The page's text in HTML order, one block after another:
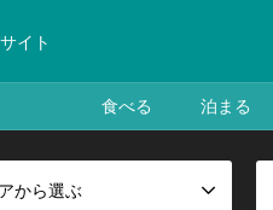
イト
食べる 泊まる
から選ぶ